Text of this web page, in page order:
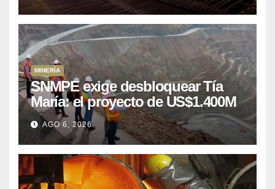
MINERÍA
SNMPE exige desbloquear Tía
María: el proyecto de US$1.400M
que Perú lleva 15 años
posponiendo
AGO 6, 2026